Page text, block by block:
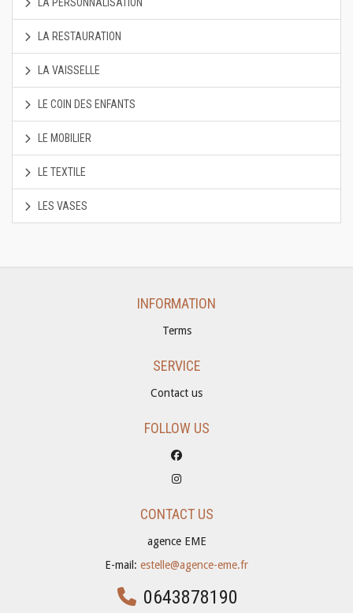
LA RESTAURATION
LA VAISSELLE
LE COIN DES ENFANTS
LE MOBILIER
LE TEXTILE
LES VASES
INFORMATION
Terms
SERVICE
Contact us
FOLLOW US
CONTACT US
agence EME
E-mail: estelle@agence-eme.fr
0643878190